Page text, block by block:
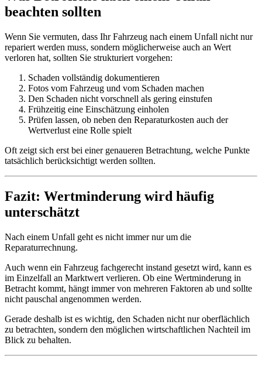
beachten sollten
Wenn Sie vermuten, dass Ihr Fahrzeug nach einem Unfall nicht nur
repariert werden muss, sondern möglicherweise auch an Wert
verloren hat, sollten Sie strukturiert vorgehen:
Schaden vollständig dokumentieren
Fotos vom Fahrzeug und vom Schaden machen
Den Schaden nicht vorschnell als gering einstufen
Frühzeitig eine Einschätzung einholen
Prüfen lassen, ob neben den Reparaturkosten auch der
Wertverlust eine Rolle spielt
Oft zeigt sich erst bei einer genaueren Betrachtung, welche Punkte
tatsächlich berücksichtigt werden sollten.
Fazit: Wertminderung wird häufig
unterschätzt
Nach einem Unfall geht es nicht immer nur um die
Reparaturrechnung.
Auch wenn ein Fahrzeug fachgerecht instand gesetzt wird, kann es
im Einzelfall an Marktwert verlieren. Ob eine Wertminderung in
Betracht kommt, hängt immer von mehreren Faktoren ab und sollte
nicht pauschal angenommen werden.
Gerade deshalb ist es wichtig, den Schaden nicht nur oberflächlich
zu betrachten, sondern den möglichen wirtschaftlichen Nachteil im
Blick zu behalten.